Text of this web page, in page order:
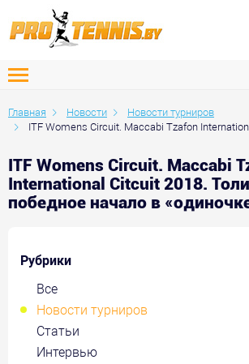
Главная Новости
Новости турниров
ITF Womens Circuit. Maccabi Tzafon
ITF Womens Circuit. Maccabi
International Citcuit 2018.
победное начало в
Рубрики
Все
Новости турниров
Статьи
Интервью